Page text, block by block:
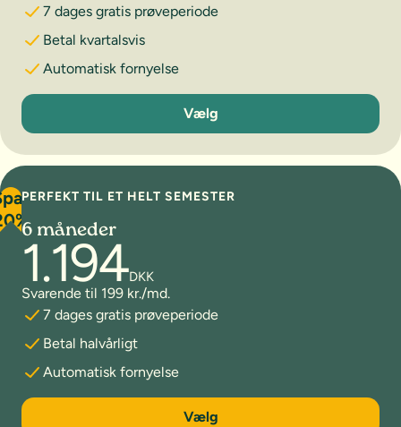
7 dages gratis prøveperiode
Betal kvartalsvis
Automatisk fornyelse
3 måneder
Vælg
PERFEKT TIL ET HELT SEMESTER
6 måneder
1.194DKK
Svarende til 199 kr./md.
7 dages gratis prøveperiode
Betal halvårligt
Automatisk fornyelse
6 måneder
Vælg